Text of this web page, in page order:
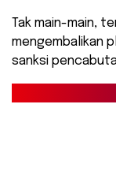
Tak main-main,
mengembalikan
sanksi